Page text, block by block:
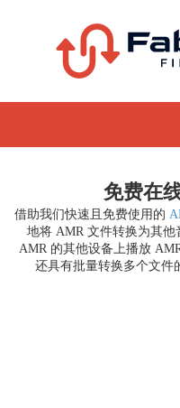
免费在
借助我们快速且免费使用的
地将 AMR 文件转换为其
AMR 的其他设备上播放
还具有批量转换多个文件